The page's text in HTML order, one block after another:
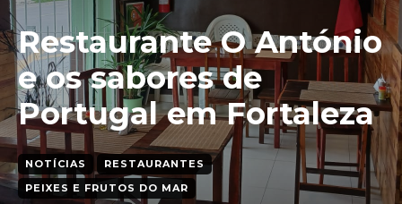
Restaurante O António
e os sabores de
Portugal em Fortaleza
NOTÍCIAS
RESTAURANTES
PEIXES E FRUTOS DO MAR